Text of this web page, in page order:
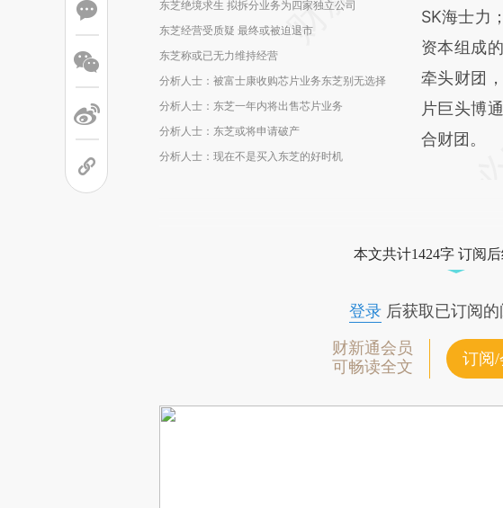
东芝绝境求生 拟拆分业务为四家独立公司
东芝经营受质疑 最终或被迫退市
东芝称或已无力维持经营
分析人士：被富士康收购芯片业务东芝别无选择
分析人士：东芝一年内将出售芯片业务
分析人士：东芝或将申请破产
分析人士：现在不是买入东芝的好时机
SK海士力
资本组成
牵头财团
片巨头博
合财团。
本文共计1424字 订阅
登录后获取已订阅的
财新通会员
可畅读全文
订阅/